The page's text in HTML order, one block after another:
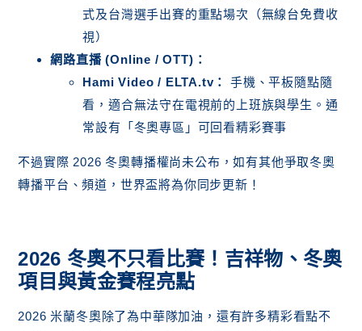
式及台灣選手出賽的重點場次（無線台免費收
視）
網路直播 (Online / OTT)：
Hami Video / ELTA.tv：
手機、平板隨點隨
看，適合無法守在電視前的上班族與學生。通
常設有「冬奧專區」可回看精彩賽事
不過實際 2026 冬奧轉播權尚未公布，如有其他爭取冬奧
轉播平台、頻道，世界盃將為你同步更新！
2026 冬奧不只看比賽！吉祥物、冬奧
項目與黃金賽程亮點
2026 米蘭冬奧除了為中華隊加油，還有許多精彩看點不